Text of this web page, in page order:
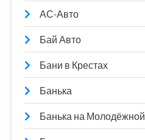
АС-Авто
Бай Авто
Бани в Крестах
Банька
Банька на Молодёжной